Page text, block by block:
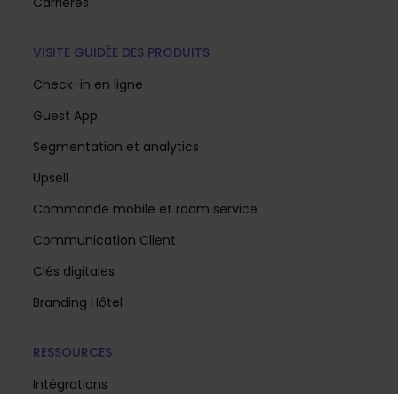
VISITE GUIDÉE DES PRODUITS
Check-in en ligne
Guest App
Segmentation et analytics
Upsell
Commande mobile et room service
Communication Client
Clés digitales
Branding Hôtel
RESSOURCES
Intégrations